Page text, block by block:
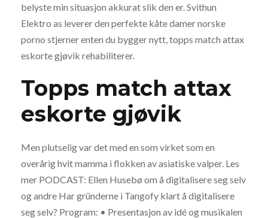
belyste min situasjon akkurat slik den er. Svithun
Elektro as leverer den perfekte kåte damer norske
porno stjerner enten du bygger nytt, topps match attax
eskorte gjøvik rehabiliterer.
Topps match attax
eskorte gjøvik
Men plutselig var det med en som virket som en
overårig hvit mamma i flokken av asiatiske valper. Les
mer PODCAST: Ellen Husebø om å digitalisere seg selv
og andre Har gründerne i Tangofy klart å digitalisere
seg selv? Program: • Presentasjon av idé og musikalen